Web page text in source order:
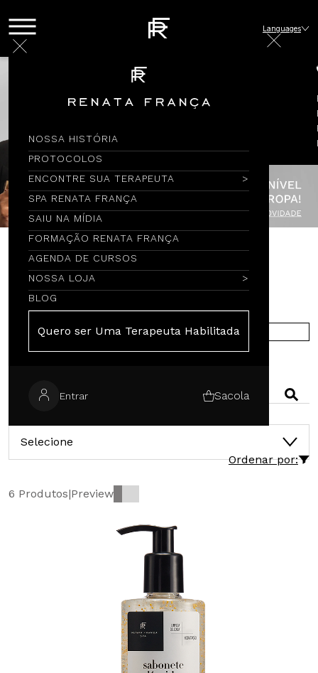
NOSSA HISTÓRIA
PROTOCOLOS
ENCONTRE SUA TERAPEUTA
SPA RENATA FRANÇA
SAIU NA MÍDIA
FORMAÇÃO RENATA FRANÇA
AGENDA DE CURSOS
NOSSA LOJA
BLOG
Quero ser Uma Terapeuta Habilitada
Entrar Sacola
Languages
Encontre por Nome
COMPRE NA EUROPA
Selecione
Ordenar por:
6 Produtos|Preview